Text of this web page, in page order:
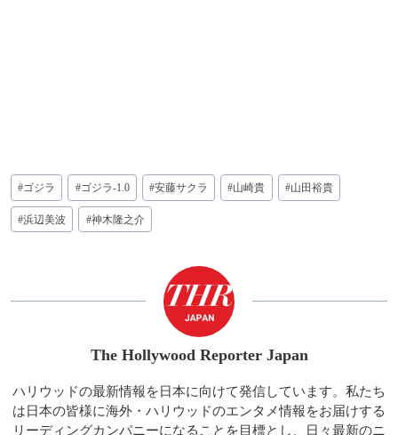
投
稿
タ
グ:
#ゴジラ #ゴジラ-1.0 #安藤サクラ #山崎貴 #山田裕貴
#浜辺美波 #神木隆之介
The Hollywood Reporter Japan
ハリウッドの最新情報を日本に向けて発信しています。私たち
は日本の皆様に海外・ハリウッドのエンタメ情報をお届けする
リーディングカンパニーになることを目標とし、日々最新のニ